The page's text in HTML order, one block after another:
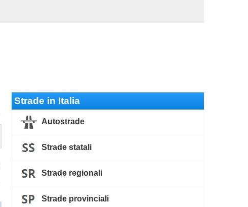
Strade in Italia
Autostrade
Strade statali
Strade regionali
Strade provinciali